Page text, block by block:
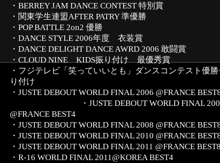
・BERREY JAM DANCE CONTEST 特別賞
・関東学生連盟AFTER PATRY 準優勝
・POP BATTLE 2on2 優勝
・DANCE STYLE 2006年度 衣装賞
・DANCE DELIGHT DANCE AWRD 2006 敢闘賞
・CLOUD NINE KIDS振り付け 最優秀賞
・フジテレビ「笑っていいとも」ダンスコンテスト優
り付け
・JUSTE DEBOUT WORLD FINAL 2006
・JUSTE DEBOUT WORLD FINAL
@FRANCE BEST4
・JUSTE DEBOUT WORLD FINAL 2008 @FRANCE
・JUSTE DEBOUT WORLD FINAL 2010 @FRANCE
・JUSTE DEBOUT WORLD FINAL 2011 @FRANCE
・R-16 WORLD FINAL 2011@KOREA BEST4